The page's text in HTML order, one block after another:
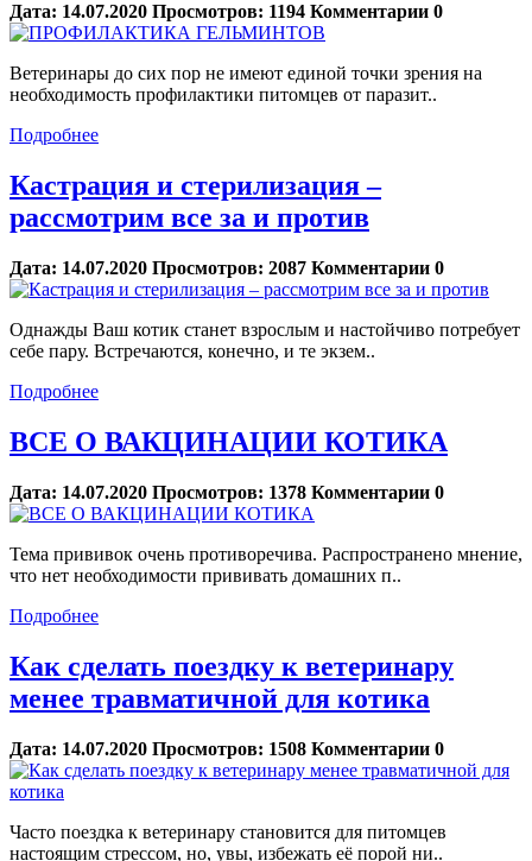
Дата: 14.07.2020 Просмотров: 1194 Комментарии 0
Ветеринары до сих пор не имеют единой точки зрения на
необходимость профилактики питомцев от паразит..
Подробнее
Кастрация и стерилизация –
рассмотрим все за и против
Дата: 14.07.2020 Просмотров: 2087 Комментарии 0
Однажды Ваш котик станет взрослым и настойчиво потребует
себе пару. Встречаются, конечно, и те экзем..
Подробнее
ВСЕ О ВАКЦИНАЦИИ КОТИКА
Дата: 14.07.2020 Просмотров: 1378 Комментарии 0
Тема прививок очень противоречива. Распространено мнение,
что нет необходимости прививать домашних п..
Подробнее
Как сделать поездку к ветеринару
менее травматичной для котика
Дата: 14.07.2020 Просмотров: 1508 Комментарии 0
Часто поездка к ветеринару становится для питомцев
настоящим стрессом, но, увы, избежать её порой ни..